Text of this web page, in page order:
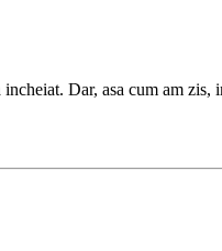
Dar, asa cum am zis,